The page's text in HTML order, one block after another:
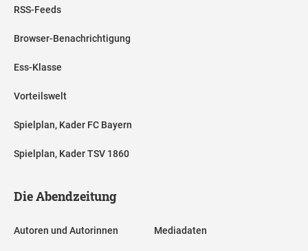
RSS-Feeds
Browser-Benachrichtigung
Ess-Klasse
Vorteilswelt
Spielplan, Kader FC Bayern
Spielplan, Kader TSV 1860
Die Abendzeitung
Autoren und Autorinnen Mediadaten